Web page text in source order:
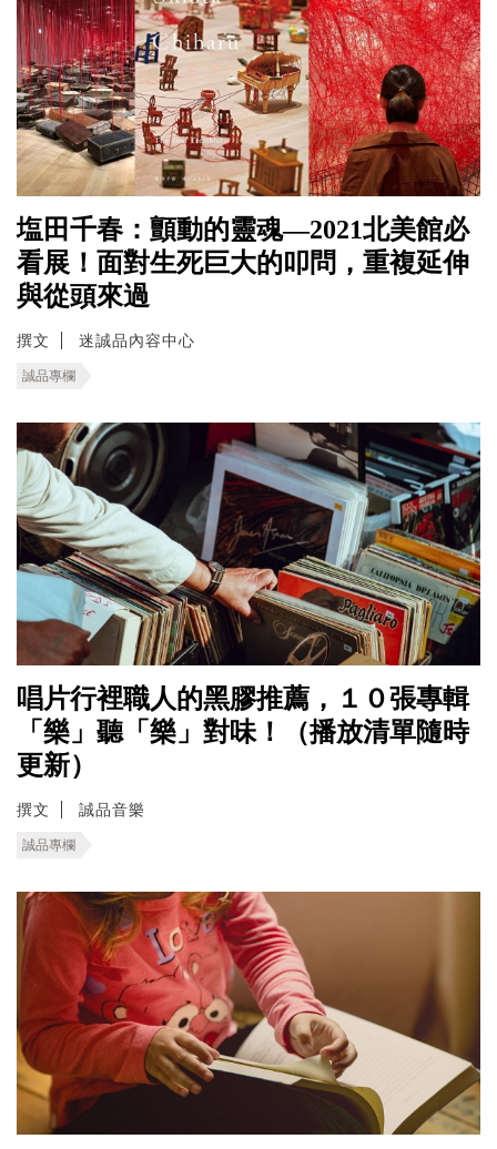
塩田千春：顫動的靈魂—2021北美館必
看展！面對生死巨大的叩問，重複延伸
與從頭來過
撰文 迷誠品內容中心
誠品專欄
唱片行裡職人的黑膠推薦，１０張專輯
「樂」聽「樂」對味！（播放清單隨時
更新）
撰文 誠品音樂
誠品專欄